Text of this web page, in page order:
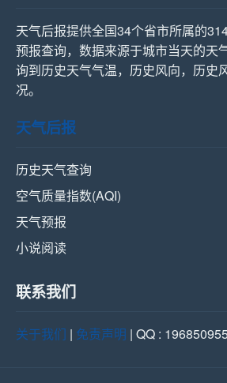
天气后报提供全国34个省市所属的
预报查询，数据来源于城市当天的天
询到历史天气气温，历史风向，历史
况。
天气后报
历史天气查询
空气质量指数(AQI)
天气预报
小说阅读
联系我们
关于我们 | 免责声明 | QQ :